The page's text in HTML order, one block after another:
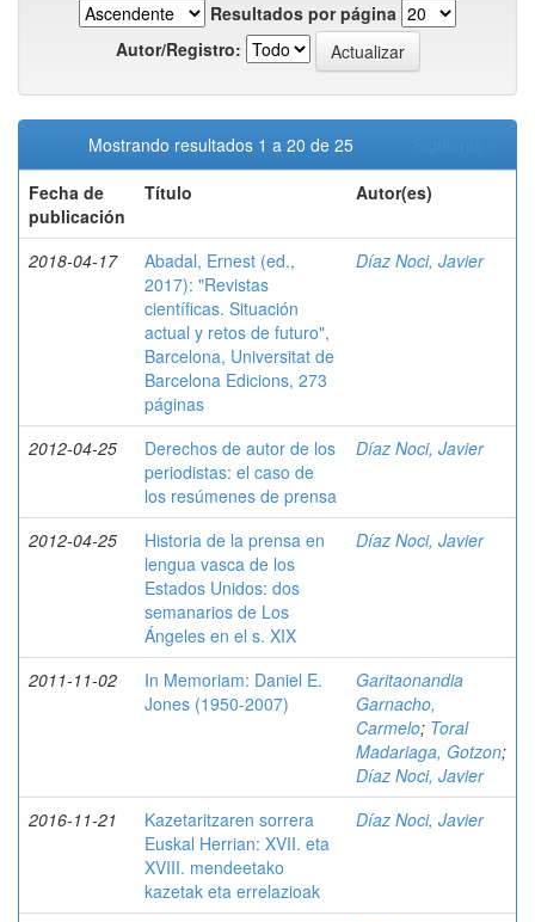
Resultados por página
Autor/Registro:
Mostrando resultados 1 a 20 de 25
Fecha de
publicación
Título Autor(es)
2018-04-17
Abadal, Ernest (ed.,
2017): "Revistas
científicas. Situación
actual y retos de futuro",
Barcelona, Universitat de
Barcelona Edicions, 273
páginas
Díaz Noci, Javier
2012-04-25
Derechos de autor de los
periodistas: el caso de
los resúmenes de prensa
Díaz Noci, Javier
2012-04-25
Historia de la prensa en
lengua vasca de los
Estados Unidos: dos
semanarios de Los
Ángeles en el s. XIX
Díaz Noci, Javier
2011-11-02
In Memoriam: Daniel E.
Jones (1950-2007)
Garitaonandia
Garnacho,
Carmelo; Toral
Madariaga, Gotzon;
Díaz Noci, Javier
2016-11-21
Kazetaritzaren sorrera
Euskal Herrian: XVII. eta
XVIII. mendeetako
kazetak eta errelazioak
Díaz Noci, Javier